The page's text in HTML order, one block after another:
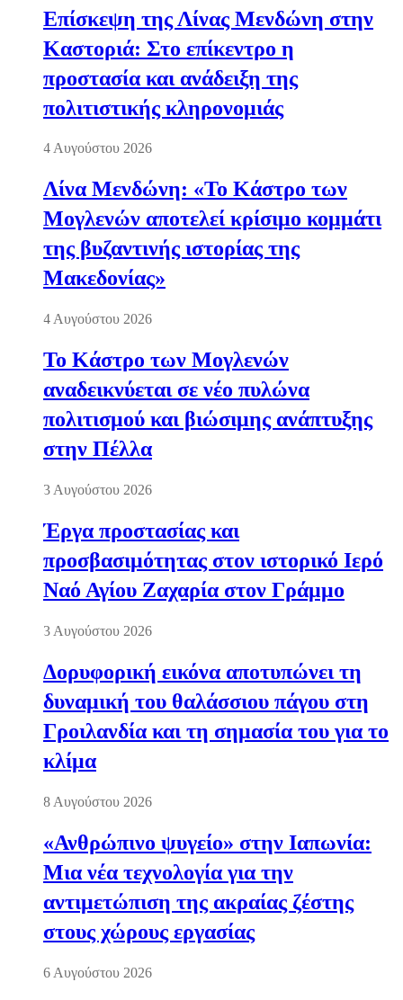
Επίσκεψη της Λίνας Μενδώνη στην
Καστοριά: Στο επίκεντρο η
προστασία και ανάδειξη της
πολιτιστικής κληρονομιάς
4 Αυγούστου 2026
Λίνα Μενδώνη: «Το Κάστρο των
Μογλενών αποτελεί κρίσιμο κομμάτι
της βυζαντινής ιστορίας της
Μακεδονίας»
4 Αυγούστου 2026
Το Κάστρο των Μογλενών
αναδεικνύεται σε νέο πυλώνα
πολιτισμού και βιώσιμης ανάπτυξης
στην Πέλλα
3 Αυγούστου 2026
Έργα προστασίας και
προσβασιμότητας στον ιστορικό Ιερό
Ναό Αγίου Ζαχαρία στον Γράμμο
3 Αυγούστου 2026
Δορυφορική εικόνα αποτυπώνει τη
δυναμική του θαλάσσιου πάγου στη
Γροιλανδία και τη σημασία του για το
κλίμα
8 Αυγούστου 2026
«Ανθρώπινο ψυγείο» στην Ιαπωνία:
Μια νέα τεχνολογία για την
αντιμετώπιση της ακραίας ζέστης
στους χώρους εργασίας
6 Αυγούστου 2026